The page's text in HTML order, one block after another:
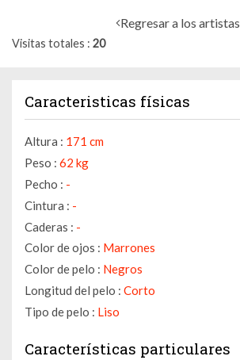
Regresar a los artistas
Visitas totales 20
Caracteristicas físicas
Altura : 171 cm
Peso : 62 kg
Pecho : -
Cintura : -
Caderas : -
Color de ojos : Marrones
Color de pelo : Negros
Longitud del pelo : Corto
Tipo de pelo : Liso
Características particulares